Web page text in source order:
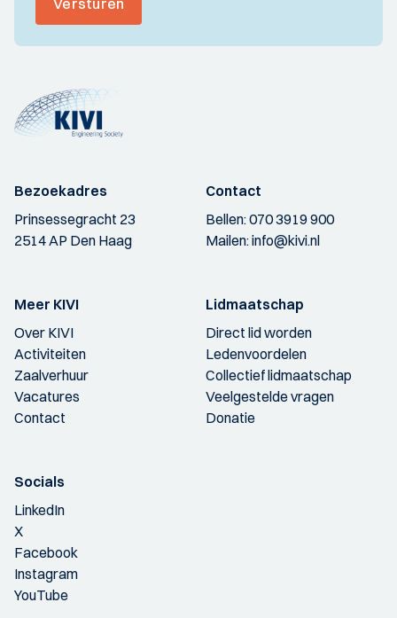
Bezoekadres
Prinsessegracht 23
2514 AP Den Haag
Contact
Bellen:070 3919 900
Mailen:info@kivi.nl
Meer KIVI
Over KIVI
Activiteiten
Zaalverhuur
Vacatures
Contact
Lidmaatschap
Direct lid worden
Ledenvoordelen
Collectief lidmaatschap
Veelgestelde vragen
Donatie
Socials
LinkedIn
X
Facebook
Instagram
YouTube